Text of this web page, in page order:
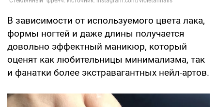
В зависимости от используемого цвета лака,
формы ногтей и даже длины получается
довольно эффектный маникюр, который
оценят как любительницы минимализма, так
и фанатки более экстравагантных нейл-артов.